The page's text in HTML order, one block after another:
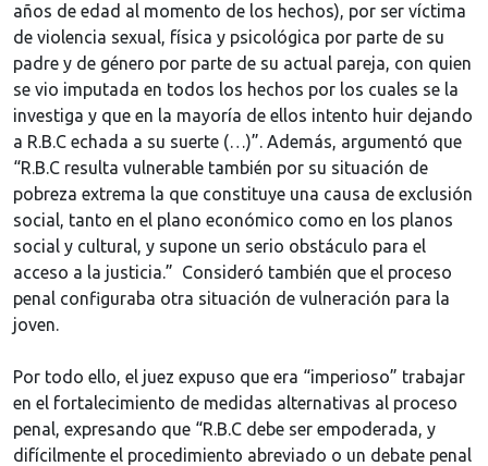
años de edad al momento de los hechos), por ser víctima
de violencia sexual, física y psicológica por parte de su
padre y de género por parte de su actual pareja, con quien
se vio imputada en todos los hechos por los cuales se la
investiga y que en la mayoría de ellos intento huir dejando
a R.B.C echada a su suerte (…)”. Además, argumentó que
“R.B.C resulta vulnerable también por su situación de
pobreza extrema la que constituye una causa de exclusión
social, tanto en el plano económico como en los planos
social y cultural, y supone un serio obstáculo para el
acceso a la justicia.” Consideró también que el proceso
penal configuraba otra situación de vulneración para la
joven.
Por todo ello, el juez expuso que era “imperioso” trabajar
en el fortalecimiento de medidas alternativas al proceso
penal, expresando que “R.B.C debe ser empoderada, y
difícilmente el procedimiento abreviado o un debate penal